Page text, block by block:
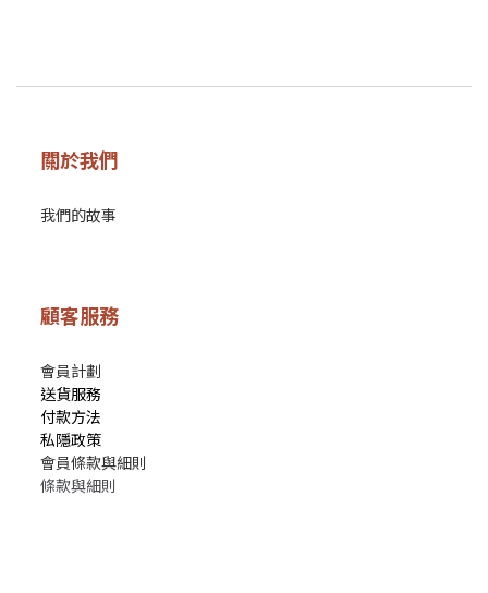
關於我們
我們的故事
顧客服務
會員計劃
送貨服務
付款方法
私隱政策
會員條款與細則
條款與細則